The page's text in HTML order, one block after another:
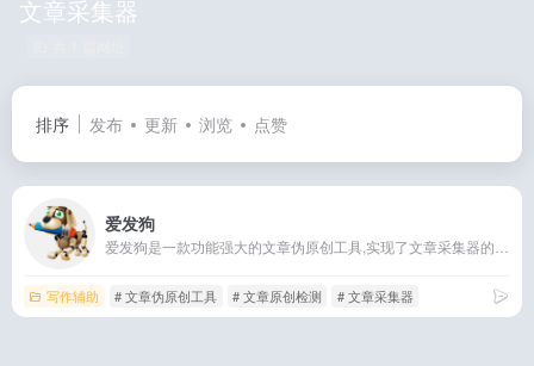
文章采集器
排序 发布 更新 浏览 点赞
爱发狗
写作辅助 # 文章伪原创工具 # 文章原创检测 # 文章采集器